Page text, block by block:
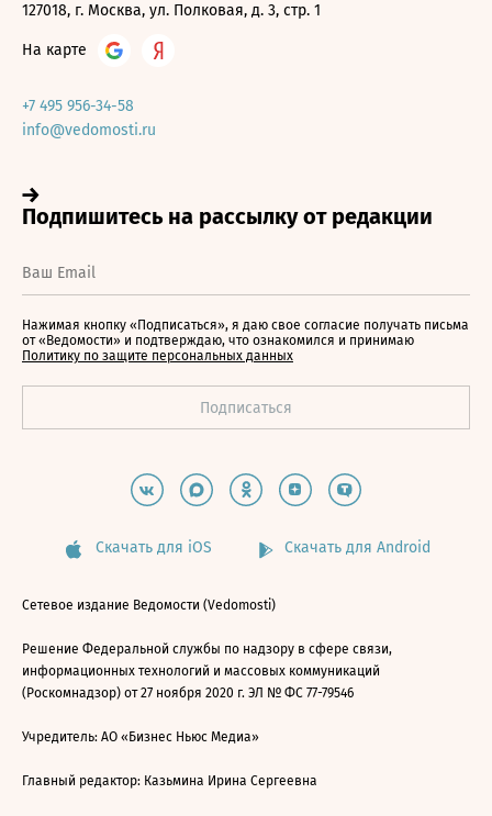
127018, г. Москва, ул. Полковая, д. 3, стр. 1
На карте
+7 495 956-34-58
info@vedomosti.ru
Нажимая кнопку «Подписаться», я даю свое согласие получать письма
от «Ведомости» и подтверждаю, что ознакомился и принимаю
Политику по защите персональных данных
Скачать для iOS Скачать для Android
Сетевое издание Ведомости (Vedomosti)
Решение Федеральной службы по надзору в сфере связи,
информационных технологий и массовых коммуникаций
(Роскомнадзор) от 27 ноября 2020 г. ЭЛ № ФС 77-79546
Учредитель: АО «Бизнес Ньюс Медиа»
Главный редактор: Казьмина Ирина Сергеевна